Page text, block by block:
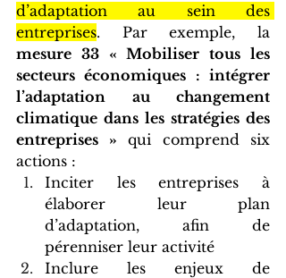
d’adaptation au sein des
entreprises
mesure 33 « Mobiliser tous les
secteurs économiques : intégrer
l’adaptation au changement
climatique dans les stratégies des
entreprises » qui comprend six
actions :
Inciter les entreprises à
élaborer leur plan
d’adaptation, afin de
pérenniser leur activité
Inclure les enjeux de